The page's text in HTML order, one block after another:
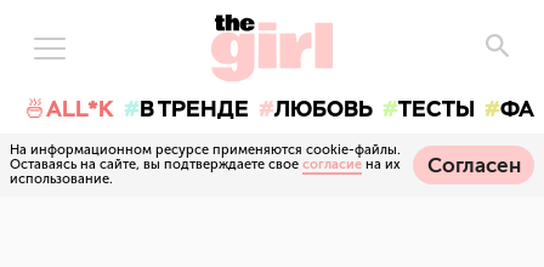
🍜ALL*K В ТРЕНДЕ ЛЮБОВЬ ТЕСТЫ
На информационном ресурсе применяются cookie-файлы.
Оставаясь на сайте, вы подтверждаете свое согласие на их
использование.
Согласен